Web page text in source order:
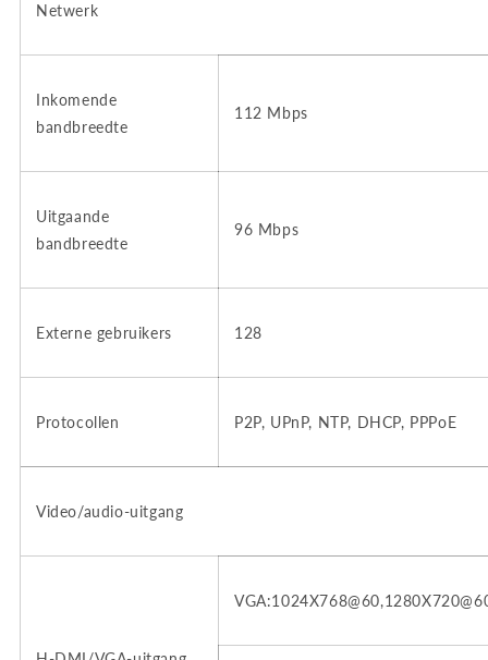
Netwerk
Inkomende
bandbreedte
112 Mbps
Uitgaande
bandbreedte
96 Mbps
Externe gebruikers 128
Protocollen P2P, UPnP, NTP, DHCP, PPPoE
Video/audio-uitgang